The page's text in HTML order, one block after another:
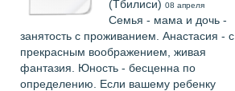
(Тбилиси) 08 апреля
Семья - мама и дочь -
занятость с проживанием. Анастасия - с
прекрасным воображением, живая
фантазия. Юность - бесценна по
определению. Если вашему ребенку